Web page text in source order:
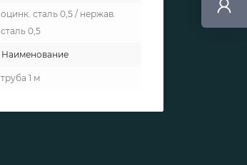
оцинк. сталь 0,5 / нержав.
сталь 0,5
Наименование
труба 1 м